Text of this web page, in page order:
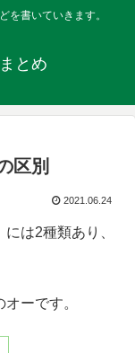
を書いていきます。
とめ
区別
2021.06.24
は2種類あり、
ーです。